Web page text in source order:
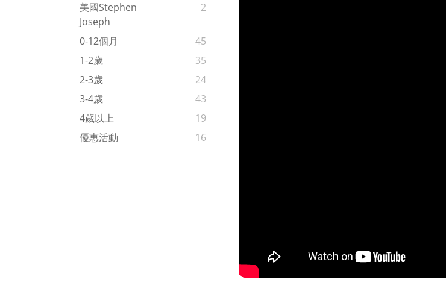
美國Stephen
Joseph
2
0-12個月
45
1-2歲
35
2-3歲
24
3-4歲
43
4歲以上
19
優惠活動
16